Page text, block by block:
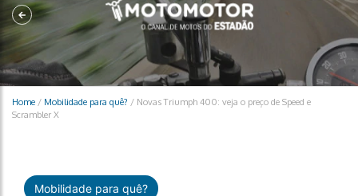
Home / Mobilidade para quê? / Novas Triumph 400: veja o preço de Speed e
Scrambler X
Mobilidade para quê?